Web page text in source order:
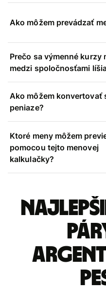
Ako môžem prevádzať
Prečo sa výmenné kurzy
medzi spoločnosťami
Ako môžem konvertovať
peniaze?
Ktoré meny môžem
pomocou tejto menovej
kalkulačky?